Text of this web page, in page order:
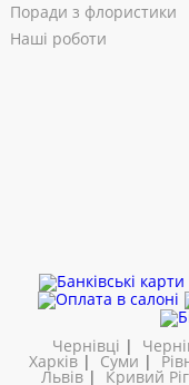
Поради з флористики
Наші роботи
Чернівці |
Харків | Суми |
Львів| Кривий Ріг